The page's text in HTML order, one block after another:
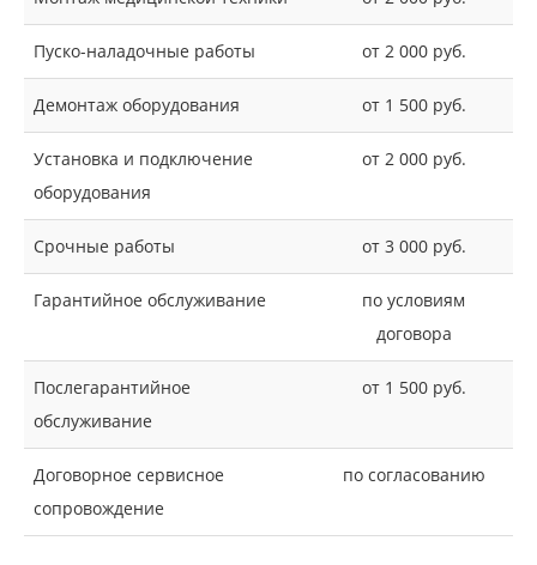
Пуско-наладочные работы от 2 000 руб.
Демонтаж оборудования от 1 500 руб.
Установка и подключение
оборудования
от 2 000 руб.
Срочные работы от 3 000 руб.
Гарантийное обслуживание
по условиям
договора
Послегарантийное
обслуживание
от 1 500 руб.
Договорное сервисное
сопровождение
по согласованию